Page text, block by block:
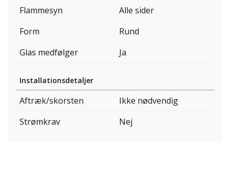
Flammesyn
Alle sider
Form
Rund
Glas medfølger
Ja
Installationsdetaljer
Aftræk/skorsten
Ikke nødvendig
Strømkrav
Nej